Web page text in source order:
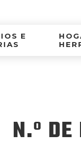
E
N.º DE